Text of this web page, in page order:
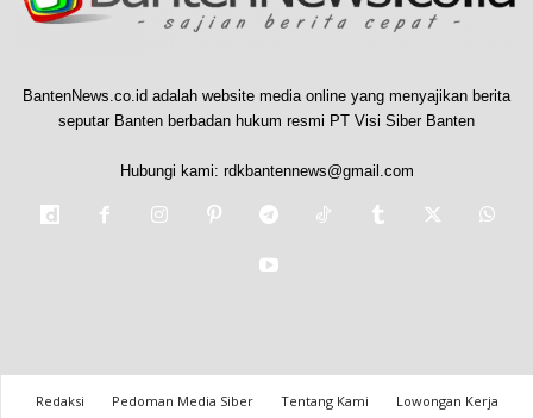
BantenNews.co.id adalah website media online yang menyajikan berita
seputar Banten berbadan hukum resmi PT Visi Siber Banten
Hubungi kami: rdkbantennews@gmail.com
Redaksi Pedoman Media Siber Tentang Kami
Lowongan Kerja